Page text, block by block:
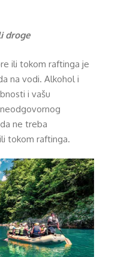
droge
ili tokom raftinga je
na vodi. Alkohol i
i vašu
ne treba
tokom raftinga.